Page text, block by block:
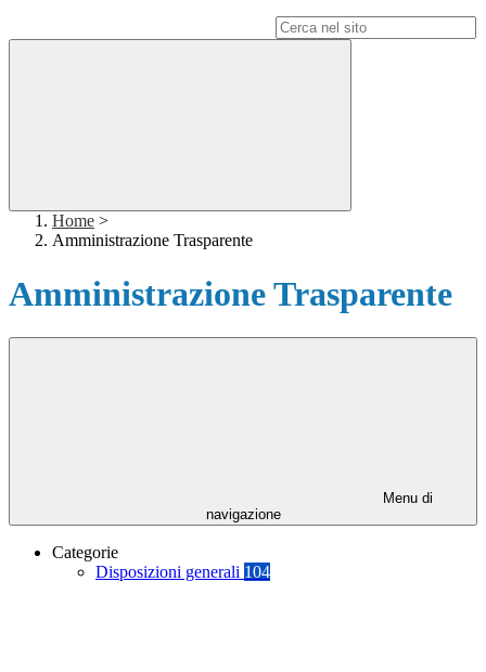
Home >
Amministrazione Trasparente
Amministrazione Trasparente
Menu di
navigazione
Categorie
Disposizioni generali 104